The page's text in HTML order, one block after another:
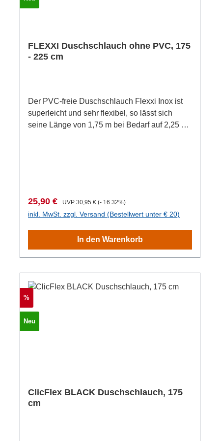
Clima.Material: Innenschlauch: PVC-freier,
verchromtLänge: 175 cm
FLEXXI Duschschlauch ohne PVC, 175
- 225 cm
Der PVC-freie Duschschlauch Flexxi Inox ist
superleicht und sehr flexibel, so lässt sich
seine Länge von 1,75 m bei Bedarf auf 2,25 m
Innenschlauch: PVC-freier, lebensmittelechter
EPDM-Kautschuk; Außenschlauch: Edelstahl,
unbeschichtet, elektropoliert, PVC-frei;
Gewinde: Messing verchromt Länge: 175 cm
Verkaufspreis:
25,90 € UVP Regulärer Preis:
30,95 € (- 16.32%)
inkl. MwSt. zzgl. Versand (Bestellwert unter € 20)
In den Warenkorb
Rabatt
%
Neu
ClicFlex BLACK Duschschlauch, 175
cm